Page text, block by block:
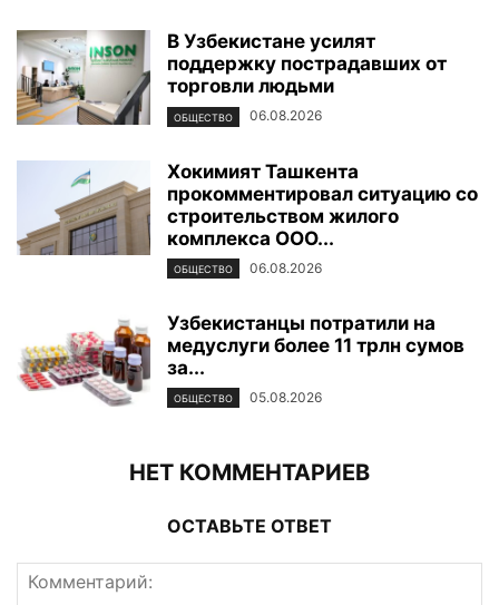
В Узбекистане усилят
поддержку пострадавших от
торговли людьми
ОБЩЕСТВО 06.08.2026
Хокимият Ташкента
прокомментировал ситуацию со
строительством жилого
комплекса ООО...
ОБЩЕСТВО 06.08.2026
Узбекистанцы потратили на
медуслуги более 11 трлн сумов
за...
ОБЩЕСТВО 05.08.2026
НЕТ КОММЕНТАРИЕВ
ОСТАВЬТЕ ОТВЕТ